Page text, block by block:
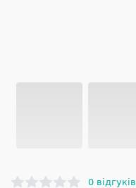
0 відгуків